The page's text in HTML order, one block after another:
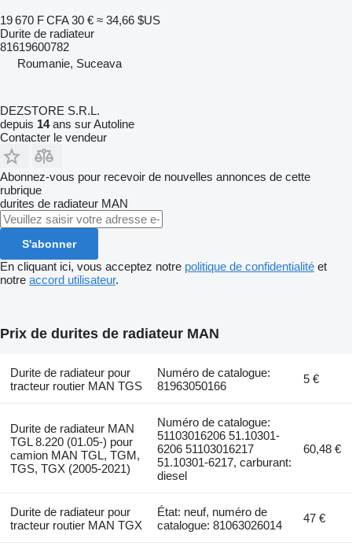
19 670 F CFA 30 € ≈ 34,66 $US
Durite de radiateur
81619600782
Roumanie, Suceava
DEZSTORE S.R.L.
depuis 14ans sur Autoline
Contacter le vendeur
Abonnez-vous pour recevoir de nouvelles annonces de cette
rubrique
durites de radiateur MAN
S'abonner
En cliquant ici, vous acceptez notre politique de confidentialité et
notre accord utilisateur.
Prix de durites de radiateur MAN
Durite de radiateur pour
tracteur routier MAN TGS
Numéro de catalogue:
81963050166
5 €
Durite de radiateur MAN
TGL 8.220 (01.05-) pour
camion MAN TGL, TGM,
TGS, TGX (2005-2021)
Numéro de catalogue:
51103016206 51.10301-
6206 51103016217
51.10301-6217, carburant:
diesel
60,48 €
Durite de radiateur pour
tracteur routier MAN TGX
État: neuf, numéro de
catalogue: 81063026014
47 €